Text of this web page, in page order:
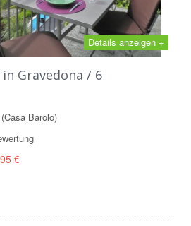
Details anzeigen +
Gravedona / 6
Barolo)
€